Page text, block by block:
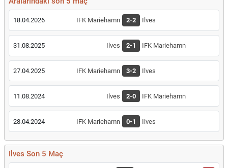
18.04.2026 IFK Mariehamn 2-2 Ilves
31.08.2025 Ilves 2-1 IFK Mariehamn
27.04.2025 IFK Mariehamn 3-2 Ilves
11.08.2024 Ilves 2-0 IFK Mariehamn
28.04.2024 IFK Mariehamn 0-1 Ilves
Ilves Son 5 Maç